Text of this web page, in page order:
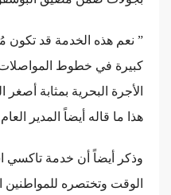
” نعم هذه الخدمة قد تكون
كبيرة في خطوط
الأجرة البحرية بمثابة
هذا ما قاله أيضاً المدير
وذكر أيضاً أن خدمة
الوقت وتختصره